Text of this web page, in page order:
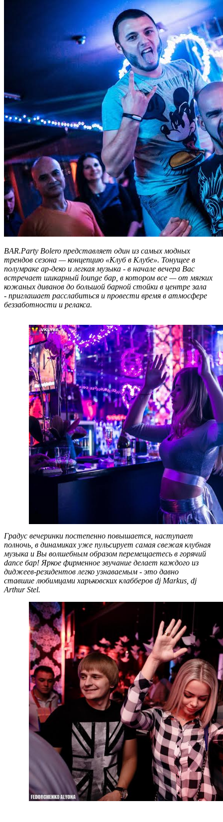
BAR.Party Bolero представляет один из самых модных
трендов сезона — концепцию «Клуб в Клубе». Тонущее в
полумраке ар-деко и легкая музыка - в начале вечера Вас
встречает шикарный lounge бар, в котором все — от мягких
кожаных диванов до большой барной стойки в центре зала
- приглашает расслабиться и провести время в атмосфере
беззаботности и релакса.
Градус вечеринки постепенно повышается, наступает
полночь, в динамиках уже пульсирует самая свежая клубная
музыка и Вы волшебным образом перемещаетесь в горячий
dance бар! Яркое фирменное звучание делает каждого из
диджеев-резидентов легко узнаваемым - это давно
ставшие любимцами харьковских клабберов dj Markus, dj
Arthur Stel.